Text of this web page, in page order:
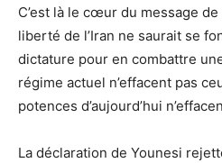
C’est là le cœur du message
liberté de l’Iran ne saurait se
dictature pour en combattre
régime actuel n’effacent pas
potences d’aujourd’hui
La déclaration de Younesi